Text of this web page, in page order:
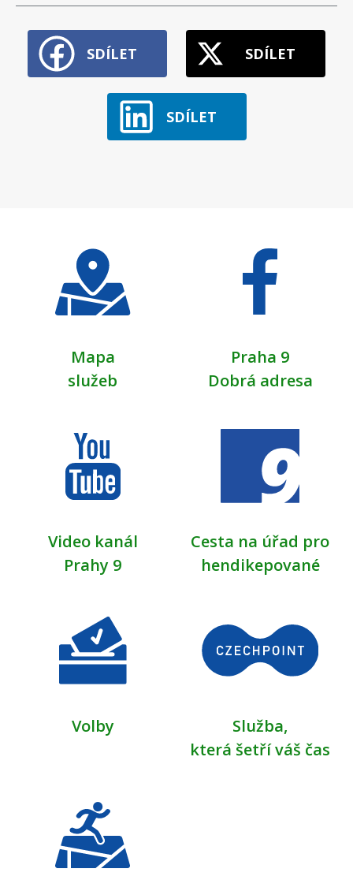
SDÍLET SDÍLET
SDÍLET
Mapa
služeb
Praha 9
Dobrá adresa
Video kanál
Prahy 9
Cesta na úřad pro
hendikepované
Volby
Služba,
která šetří váš čas